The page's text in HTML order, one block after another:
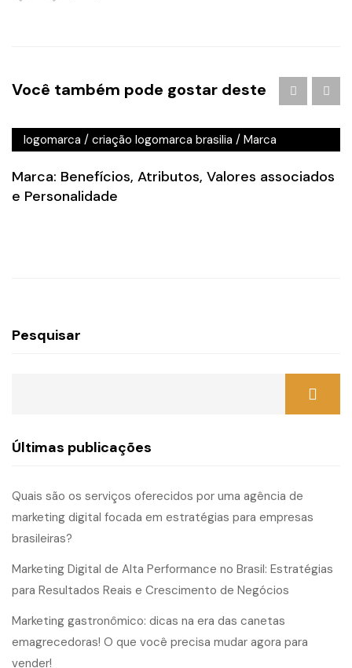
Você também pode gostar deste
agencia de
publicidade em brasilia/Branding/ criação de logo
logomarca / criação logomarca brasilia / Marca
Marca: Benefícios, Atributos, Valores associados
e Personalidade
Pesquisar
Últimas publicações
Quais são os serviços oferecidos por uma agência de
marketing digital focada em estratégias para empresas
brasileiras?
Marketing Digital de Alta Performance no Brasil: Estratégias
para Resultados Reais e Crescimento de Negócios
Marketing gastronômico: dicas na era das canetas
emagrecedoras! O que você precisa mudar agora para
vender!